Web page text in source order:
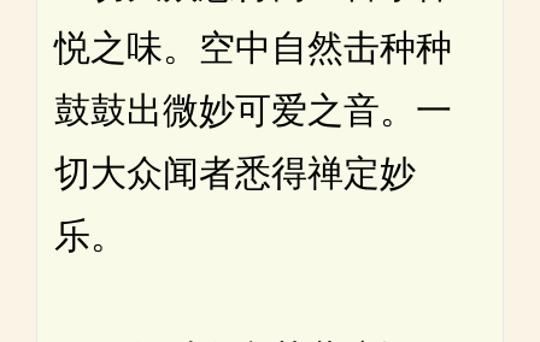
悦之味。空中自然击种种
鼓鼓出微妙可爱之音。一
切大众闻者悉得禅定妙
乐。